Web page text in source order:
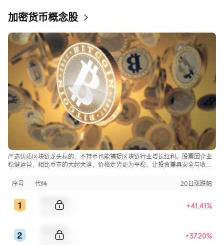
加密货币概念股
严选优质区块链龙头标的，不持币也能捕捉区块链行业增长红利。股票因企业
稳健运营，相比币市的大起大落，价格走势更为平稳，让投资兼具安全与收
序号
代码 20日涨跌幅
+41.41%
+37.20%